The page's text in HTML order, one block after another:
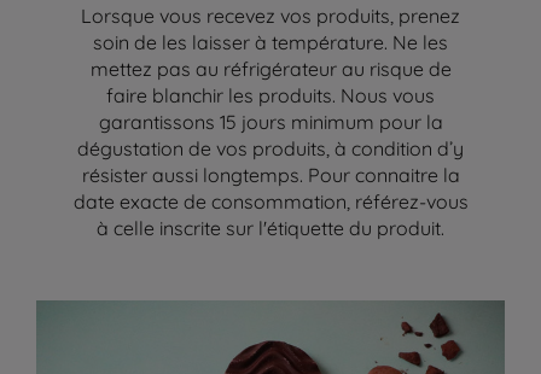
Lorsque vous recevez vos produits, prenez
soin de les laisser à température. Ne les
mettez pas au réfrigérateur au risque de
faire blanchir les produits. Nous vous
garantissons 15 jours minimum pour la
dégustation de vos produits, à condition d’y
résister aussi longtemps. Pour connaitre la
date exacte de consommation, référez-vous
à celle inscrite sur l'étiquette du produit.